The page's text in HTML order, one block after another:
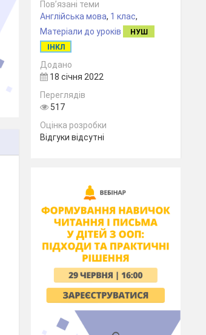
Пов’язані теми
Англійська мова, 1 клас,
Матеріали до уроків
НУШ
ІНКЛ
Додано
18 січня 2022
Переглядів
517
Оцінка розробки
Відгуки відсутні